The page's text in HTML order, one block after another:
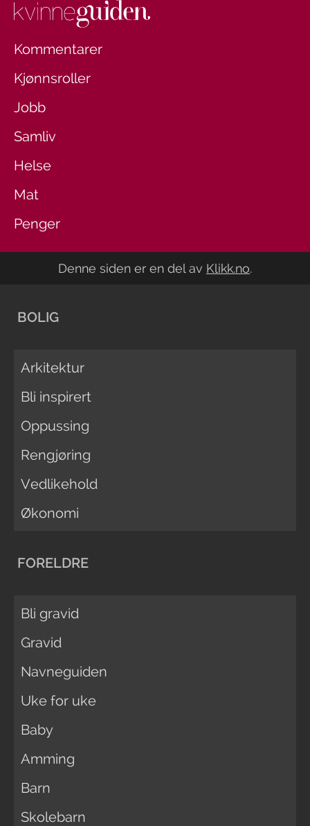
Kommentarer
Kjønnsroller
Jobb
Samliv
Helse
Mat
Penger
Denne siden er en del av Klikk.no.
BOLIG
Arkitektur
Bli inspirert
Oppussing
Rengjøring
Vedlikehold
Økonomi
FORELDRE
Bli gravid
Gravid
Navneguiden
Uke for uke
Baby
Amming
Barn
Skolebarn